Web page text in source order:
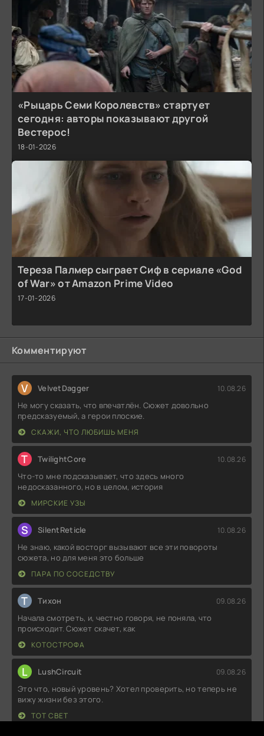
«Рыцарь Семи Королевств» стартует
сегодня: авторы показывают другой
Вестерос!
18-01-2026
Тереза Палмер сыграет Сиф в сериале «God
of War» от Amazon Prime Video
17-01-2026
Комментируют
V VelvetDagger 10.08.26
Не могу сказать, что впечатлён. Сюжет довольно
предсказуемый, а герои плоские.
СКАЖИ, ЧТО ЛЮБИШЬ МЕНЯ
T TwilightCore 10.08.26
Что-то мне подсказывает, что здесь много
недосказанного, но в целом, история
МИРСКИЕ УЗЫ
S SilentReticle 10.08.26
Не знаю, какой восторг вызывают все эти повороты
сюжета, но для меня это больше
ПАРА ПО СОСЕДСТВУ
Т Тихон 09.08.26
Начала смотреть, и, честно говоря, не поняла, что
происходит. Сюжет скачет, как
КОТОСТРОФА
L LushCircuit 09.08.26
Это что, новый уровень? Хотел проверить, но теперь не
вижу жизни без этого.
ТОТ СВЕТ